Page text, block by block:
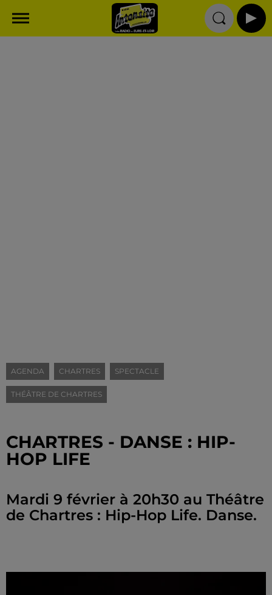
AGENDA CHARTRES SPECTACLE
THÉÂTRE DE CHARTRES
CHARTRES - DANSE : HIP-
HOP LIFE
Mardi 9 février à 20h30 au Théâtre
de Chartres : Hip-Hop Life. Danse.